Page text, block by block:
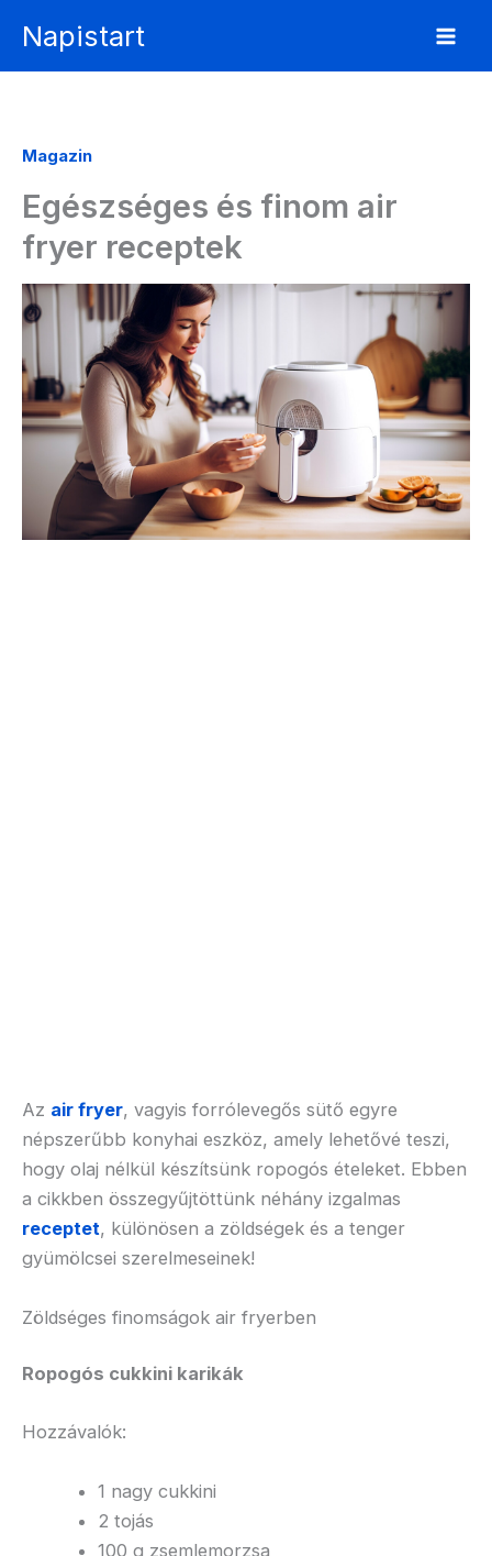
content
Napistart
Magazin
Egészséges és finom air
fryer receptek
Az air fryer, vagyis forrólevegős sütő egyre
népszerűbb konyhai eszköz, amely lehetővé teszi,
hogy olaj nélkül készítsünk ropogós ételeket. Ebben
a cikkben összegyűjtöttünk néhány izgalmas
receptet, különösen a zöldségek és a tenger
gyümölcsei szerelmeseinek!
Zöldséges finomságok air fryerben
Ropogós cukkini karikák
Hozzávalók:
1 nagy cukkini
2 tojás
100 g zsemlemorzsa